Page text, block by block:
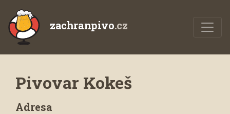
zachranpivo.cz
Pivovar Kokeš
Adresa